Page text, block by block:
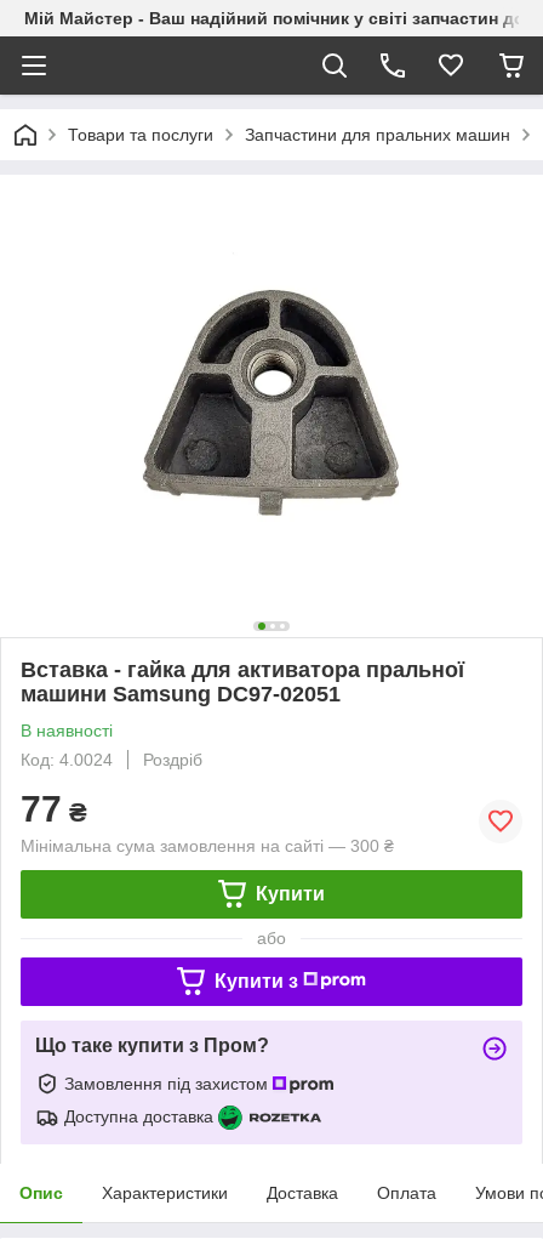
Мій Майстер - Ваш надійний помічник у світі запчастин до
Товари та послуги Запчастини для пральних машин
Вставка - гайка для активатора пральної
машини Samsung DC97-02051
В наявності
Код: 4.0024
Роздріб
77 ₴
Мінімальна сума замовлення на сайті — 300 ₴
Купити
або
Купити з
Що таке купити з Пром?
Замовлення під захистом
Доступна доставка
Опис Характеристики Доставка Оплата Умови